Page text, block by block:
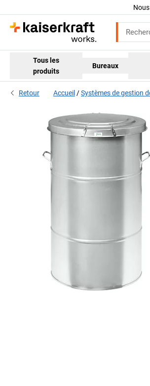
Tous les
produits
Bureaux
Retour Accueil Systèmes de gestion